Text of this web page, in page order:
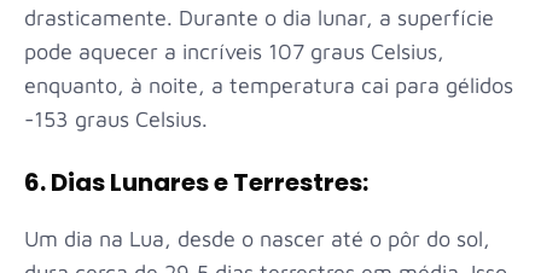
drasticamente. Durante o dia lunar, a superfície
pode aquecer a incríveis 107 graus Celsius,
enquanto, à noite, a temperatura cai para gélidos
-153 graus Celsius.
6. Dias Lunares e Terrestres:
Um dia na Lua, desde o nascer até o pôr do sol,